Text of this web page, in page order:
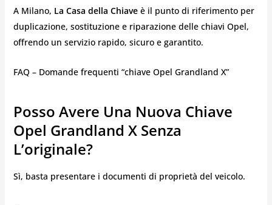
A Milano, La Casa della Chiaveè il punto di riferimento per
duplicazione, sostituzione e riparazione delle chiavi Opel,
offrendo un servizio rapido, sicuro e garantito.
FAQ – Domande frequenti “chiave Opel Grandland X”
Posso Avere Una Nuova Chiave
Opel Grandland X Senza
L’originale?
Sì, basta presentare i documenti di proprietà del veicolo.